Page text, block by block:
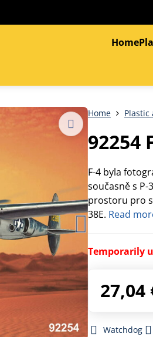
Home
Home
92254
F-4 byla
současně s P-
prostoru pro
38E. Read
Temporarily
27,04
Watchdog